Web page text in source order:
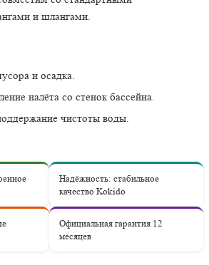
и шлангами.
и осадка.
налёта со стенок бассейна.
чистоты воды.
Надёжность: стабильное
качество Kokido
Официальная гарантия 12
месяцев